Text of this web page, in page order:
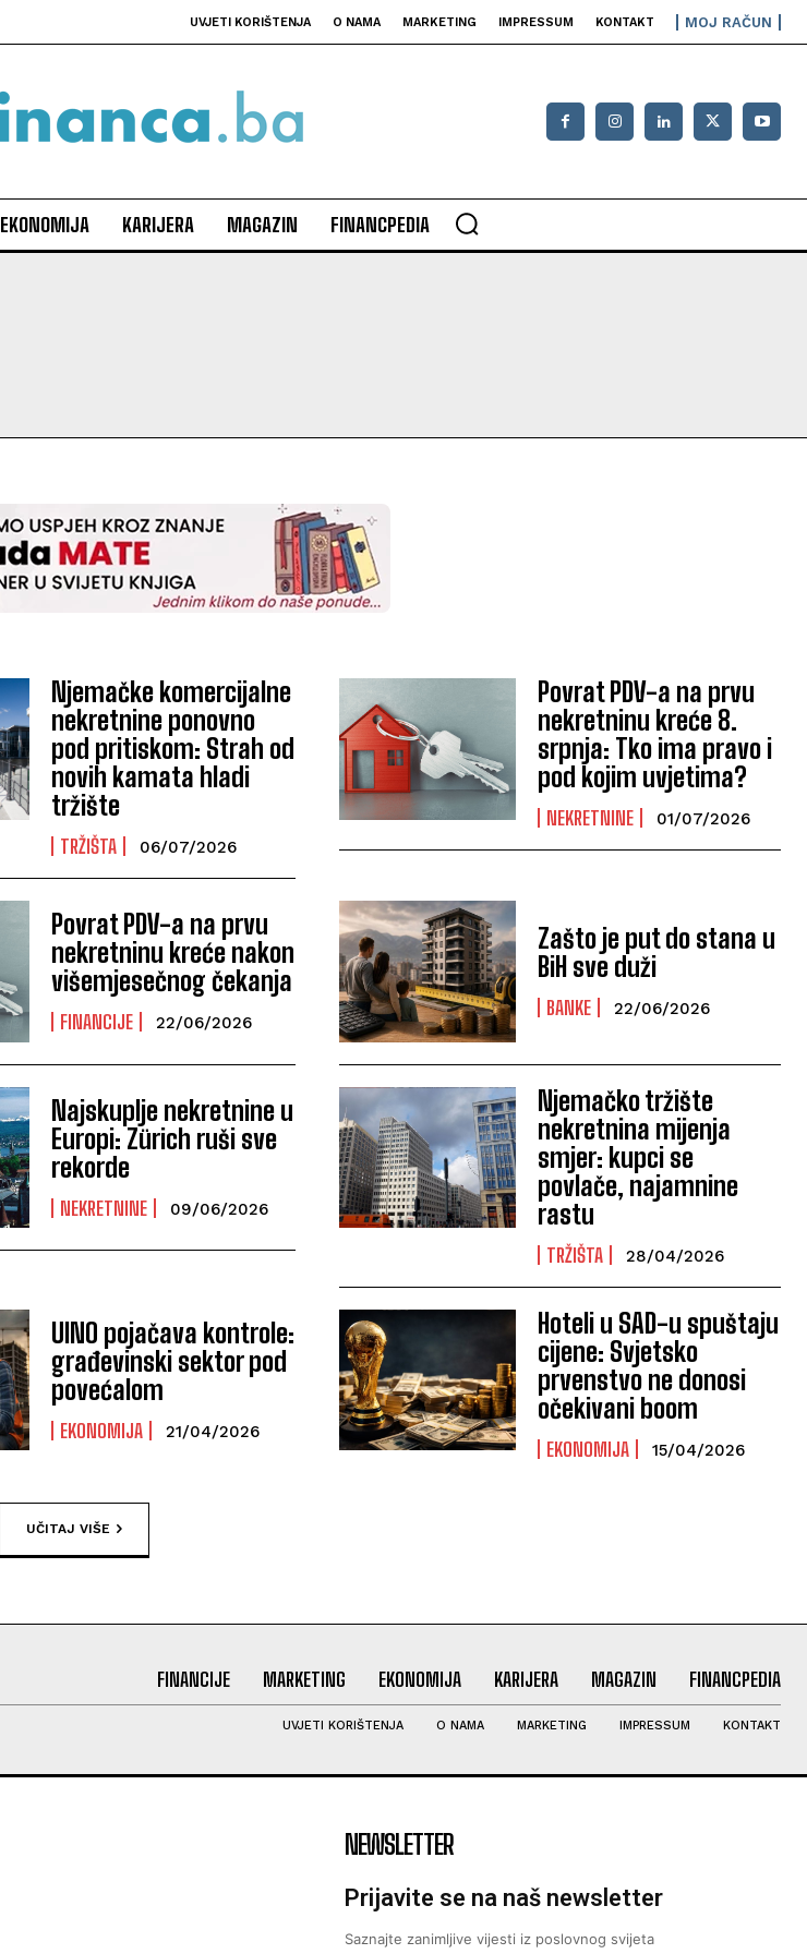
UVJETI KORIŠTENJA O NAMA MARKETING IMPRESSUM KONTAKT MOJ RAČUN
EKONOMIJA KARIJERA MAGAZIN FINANCPEDIA
Njemačke komercijalne
nekretnine ponovno
pod pritiskom: Strah od
novih kamata hladi
tržište
TRŽIŠTA 06/07/2026
Povrat PDV-a na prvu
nekretninu kreće 8.
srpnja: Tko ima pravo i
pod kojim uvjetima?
NEKRETNINE 01/07/2026
Povrat PDV-a na prvu
nekretninu kreće nakon
višemjesečnog čekanja
FINANCIJE 22/06/2026
Zašto je put do stana u
BiH sve duži
BANKE 22/06/2026
Najskuplje nekretnine u
Europi: Zürich ruši sve
rekorde
NEKRETNINE 09/06/2026
Njemačko tržište
nekretnina mijenja
smjer: kupci se
povlače, najamnine
rastu
TRŽIŠTA 28/04/2026
UINO pojačava kontrole:
građevinski sektor pod
povećalom
EKONOMIJA 21/04/2026
Hoteli u SAD-u spuštaju
cijene: Svjetsko
prvenstvo ne donosi
očekivani boom
EKONOMIJA 15/04/2026
UČITAJ VIŠE
FINANCIJE MARKETING EKONOMIJA KARIJERA MAGAZIN FINANCPEDIA
UVJETI KORIŠTENJA O NAMA MARKETING IMPRESSUM KONTAKT
NEWSLETTER
Prijavite se na naš newsletter
Saznajte zanimljive vijesti iz poslovnog svijeta